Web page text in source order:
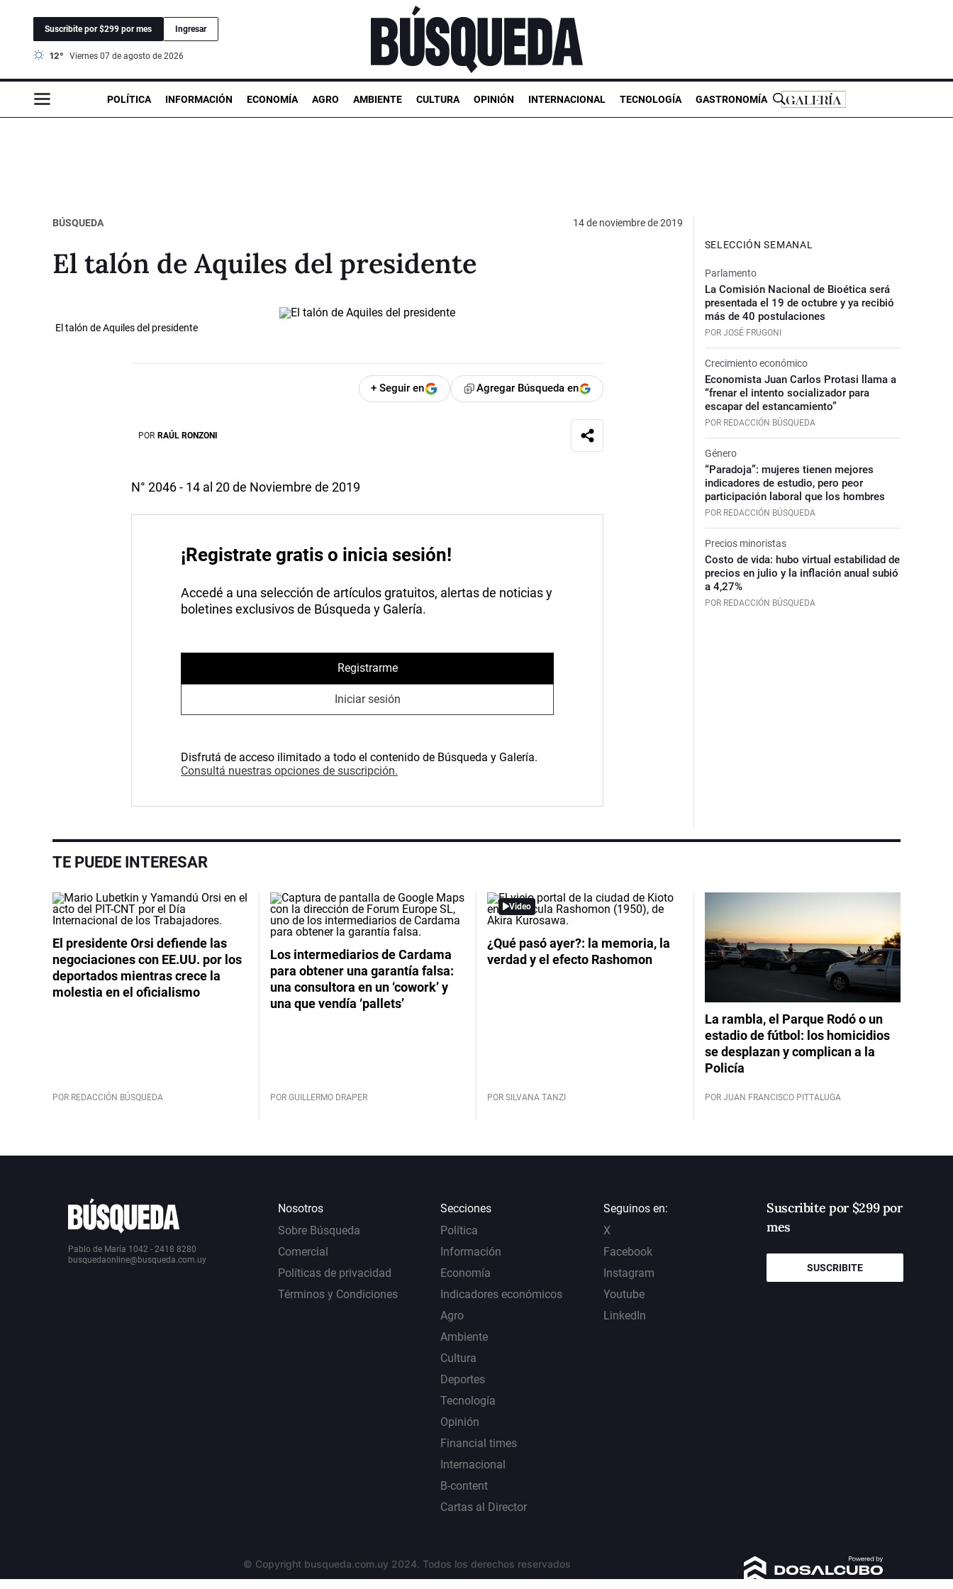
Suscribite por $299 por mes Ingresar
12° viernes 07 de agosto de 2026
POLÍTICA INFORMACIÓN ECONOMÍA AGRO AMBIENTE CULTURA OPINIÓN INTERNACIONAL TECNOLOGÍA GASTRONOMÍA
BÚSQUEDA 14 de noviembre de 2019
El talón de Aquiles del presidente
El talón de Aquiles del presidente
+ Seguir en Agregar Búsqueda en
POR RAÚL RONZONI
N° 2046 - 14 al 20 de Noviembre de 2019
¡Registrate gratis o inicia sesión!
Accedé a una selección de artículos gratuitos, alertas de noticias y
boletines exclusivos de Búsqueda y Galería.
Registrarme
Iniciar sesión
Disfrutá de acceso ilimitado a todo el contenido de Búsqueda y Galería.
Consultá nuestras opciones de suscripción.
SELECCIÓN SEMANAL
Parlamento
La Comisión Nacional de Bioética será
presentada el 19 de octubre y ya recibió
más de 40 postulaciones
POR JOSÉ FRUGONI
Crecimiento económico
Economista Juan Carlos Protasi llama a
“frenar el intento socializador para
escapar del estancamiento”
POR REDACCIÓN BÚSQUEDA
Género
“Paradoja”: mujeres tienen mejores
indicadores de estudio, pero peor
participación laboral que los hombres
POR REDACCIÓN BÚSQUEDA
Precios minoristas
Costo de vida: hubo virtual estabilidad de
precios en julio y la inflación anual subió
a 4,27%
POR REDACCIÓN BÚSQUEDA
TE PUEDE INTERESAR
El presidente Orsi defiende las
negociaciones con EE.UU. por los
deportados mientras crece la
molestia en el oficialismo
POR REDACCIÓN BÚSQUEDA
Los intermediarios de Cardama
para obtener una garantía falsa:
una consultora en un ‘cowork’ y
una que vendía ‘pallets’
POR GUILLERMO DRAPER
Video
¿Qué pasó ayer?: la memoria, la
verdad y el efecto Rashomon
POR SILVANA TANZI
La rambla, el Parque Rodó o un
estadio de fútbol: los homicidios
se desplazan y complican a la
Policía
POR JUAN FRANCISCO PITTALUGA
Pablo de María 1042 - 2418 8280
busquedaonline@busqueda.com.uy
Nosotros
Sobre Búsqueda
Comercial
Políticas de privacidad
Términos y Condiciones
Secciones
Política
Información
Economía
Indicadores económicos
Agro
Ambiente
Cultura
Deportes
Tecnología
Opinión
Financial times
Internacional
B-content
Cartas al Director
Seguinos en:
X
Facebook
Instagram
Youtube
LinkedIn
Suscribite por $299 por
mes
SUSCRIBITE
© Copyright busqueda.com.uy 2024. Todos los derechos reservados